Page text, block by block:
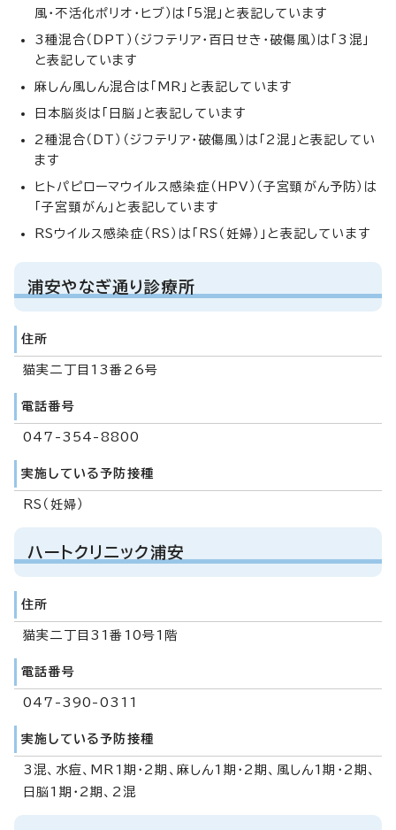
風・不活化ポリオ・ヒブ）は「5混」と表記しています
3種混合（DPT）（ジフテリア・百日せき・破傷風）は「3混」
と表記しています
麻しん風しん混合は「MR」と表記しています
日本脳炎は「日脳」と表記しています
2種混合（DT）（ジフテリア・破傷風）は「2混」と表記してい
ます
ヒトパピローマウイルス感染症（HPV）（子宮頸がん予防）は
「子宮頸がん」と表記しています
RSウイルス感染症（RS）は「RS（妊婦）」と表記しています
浦安やなぎ通り診療所
住所
猫実二丁目13番26号
電話番号
047-354-8800
実施している予防接種
RS（妊婦）
ハートクリニック浦安
住所
猫実二丁目31番10号1階
電話番号
047-390-0311
実施している予防接種
3混、水痘、MR1期・2期、麻しん1期・2期、風しん1期・2期、
日脳1期・2期、2混